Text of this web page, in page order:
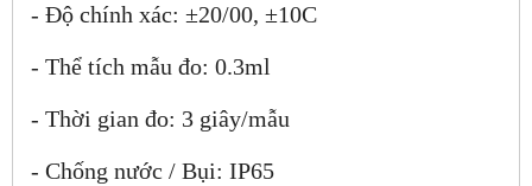
- Độ chính xác: ±20/00, ±10C
- Thể tích mẫu đo: 0.3ml
- Thời gian đo: 3 giây/mẫu
- Chống nước / Bụi: IP65